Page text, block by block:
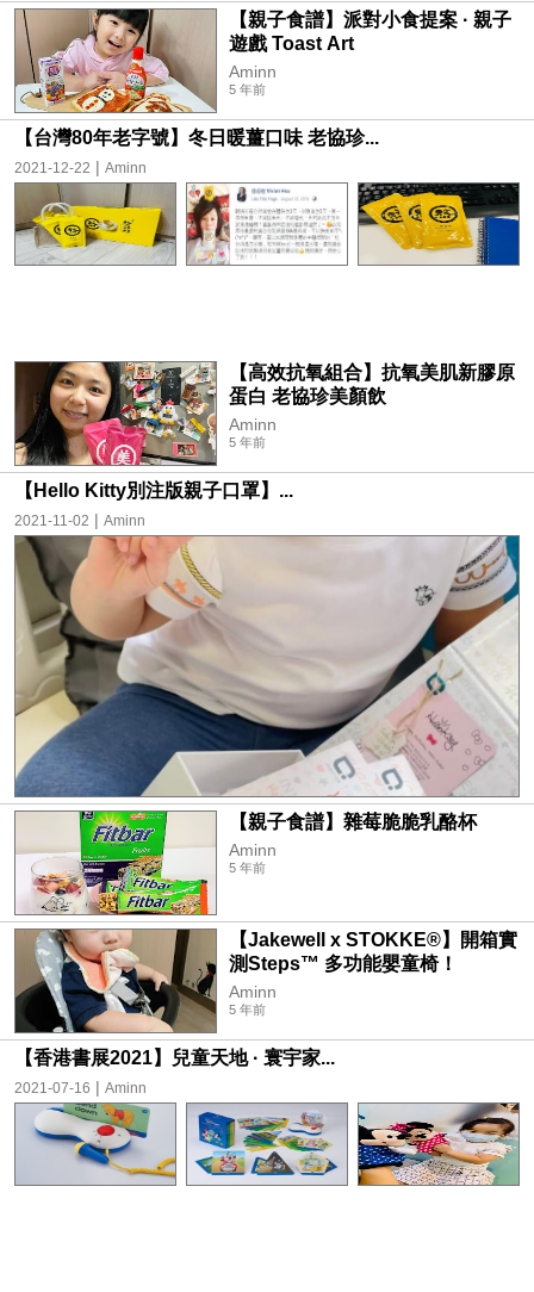
【親子食譜】派對小食提案 · 親子
遊戲 Toast Art
Aminn
5 年前
【台灣80年老字號】冬日暖薑口味 老協珍...
2021-12-22 | Aminn
【高效抗氧組合】抗氧美肌新膠原
蛋白 老協珍美顏飲
Aminn
5 年前
【Hello Kitty別注版親子口罩】...
2021-11-02 | Aminn
【親子食譜】雜莓脆脆乳酪杯
Aminn
5 年前
【Jakewell x STOKKE®️】開箱實
測Steps™️ 多功能嬰童椅！
Aminn
5 年前
【香港書展2021】兒童天地 · 寰宇家...
2021-07-16 | Aminn